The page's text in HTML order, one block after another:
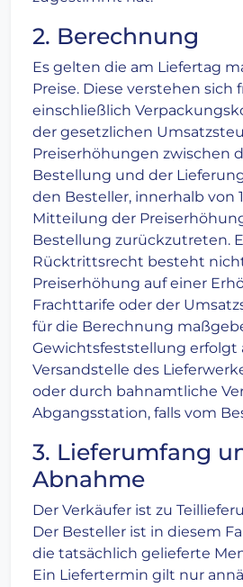
2. Berechnung
Es gelten die am Liefertag
Preise. Diese verstehen sich
einschließlich
der gesetzlichen
Preiserhöhungen zwischen
Bestellung und der
den Besteller, innerhalb von
Mitteilung der
Bestellung zurückzutreten.
Rücktrittsrecht besteht
Preiserhöhung auf einer
Frachttarife oder der
für die Berechnung
Gewichtsfeststellung erfolgt
Versandstelle des
oder durch bahnamtliche
Abgangsstation, falls vom
3. Lieferumfang
Abnahme
Der Verkäufer ist zu
Der Besteller ist in diesem
die tatsächlich gelieferte
Ein Liefertermin gilt nur